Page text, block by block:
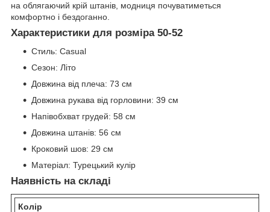
на облягаючий крій штанів, модниця почуватиметься
комфортно і бездоганно.
Характеристики для розміра 50-52
Стиль: Casual
Сезон: Літо
Довжина від плеча: 73 см
Довжина рукава від горловини: 39 см
Напівобхват грудей: 58 см
Довжина штанів: 56 см
Кроковий шов: 29 см
Матеріал: Турецький кулір
Наявність на складі
Колір